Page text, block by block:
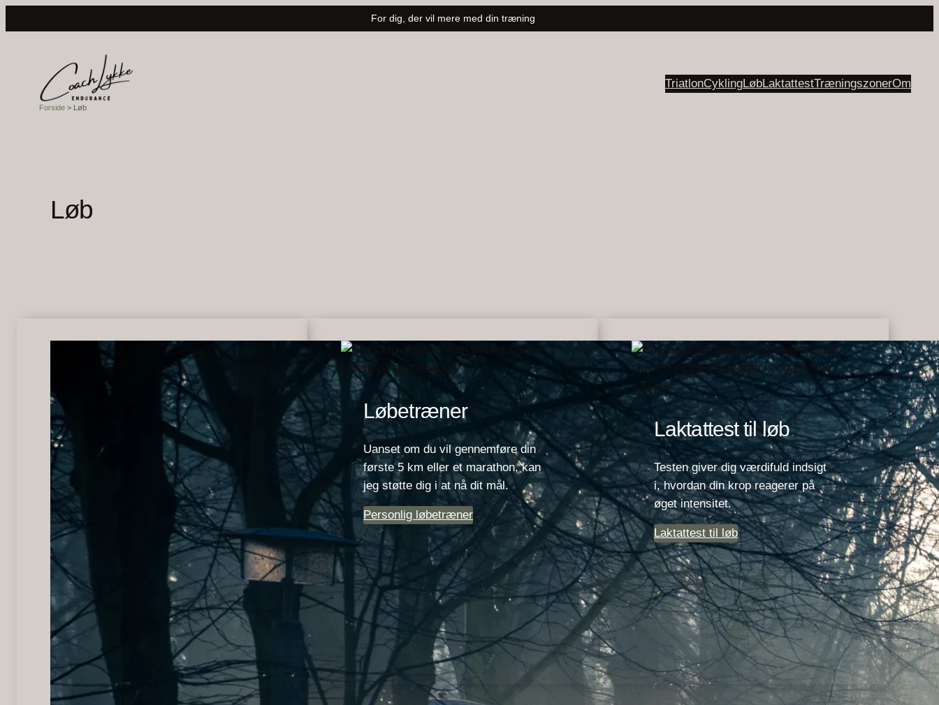
til
For dig, der vil mere med din træning
Forside > Løb
TriatlonCyklingLøbLaktattestTræningszonerOm
Løb
Løbetræner
Uanset om du vil gennemføre din
første 5 km eller et marathon, kan
jeg støtte dig i at nå dit mål.
Personlig løbetræner
Laktattest til løb
Testen giver dig værdifuld indsigt
i, hvordan din krop reagerer på
øget intensitet.
Laktattest til løb